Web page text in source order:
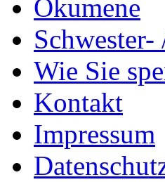
Ökumene
Wie Sie
Kontakt
Impressum